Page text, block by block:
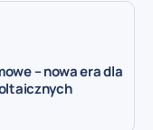
– nowa era dla